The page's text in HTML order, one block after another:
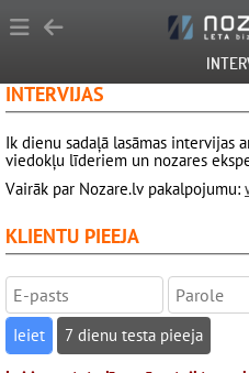
INTERVIJAS
Ik dienu sadaļā lasāmas intervijas
viedokļu līderiem un nozares
Vairāk par Nozare.lv pakalpojumu:
KLIENTU PIEEJA
7 dienu testa pieeja